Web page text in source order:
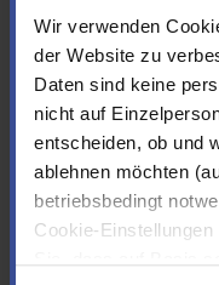
Wir verwenden
der Website zu
Daten sind keine
nicht auf
entscheiden, ob und
ablehnen möchten
betriebsbedingt
Cookie-